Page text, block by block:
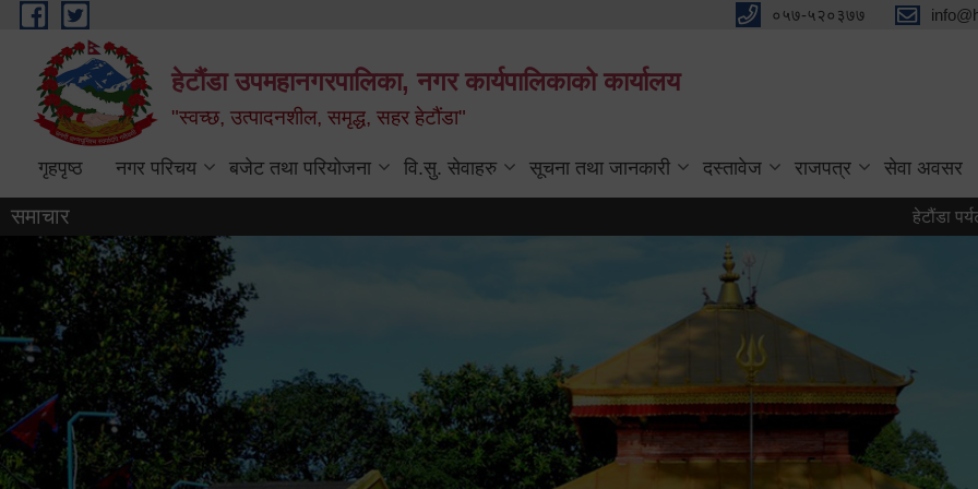
Skip to main content ०५७-५२०३७७
हेटौंडा उपमहानगरपालिका, नगर कार्यपालिकाको कार्यालय
"स्वच्छ, उत्पादनशील, समृद्ध, सहर हेटौंडा"
गृहपृष्ठ नगर परिचय बजेट तथा परियोजना वि.सु. सेवाहरु सूचना तथा जानकारी दस्तावेज राजपत्र सेवा अवसर
समाचार हेटौंडा पर्यटन वर्ष